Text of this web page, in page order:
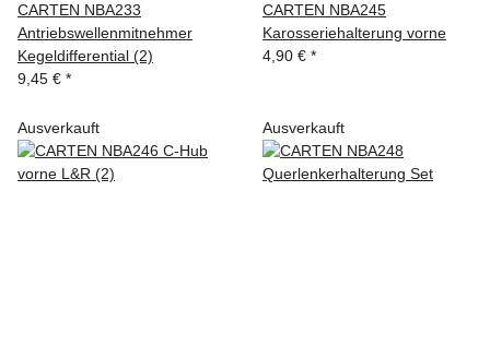
CARTEN NBA233
Antriebswellenmitnehmer
Kegeldifferential (2)
9,45 € *
CARTEN NBA245
Karosseriehalterung vorne
4,90 € *
Ausverkauft Ausverkauft